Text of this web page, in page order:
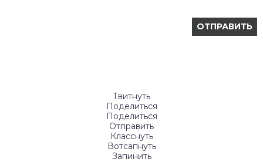
Твитнуть
Поделиться
Поделиться
Отправить
Класснуть
Вотсапнуть
Запинить